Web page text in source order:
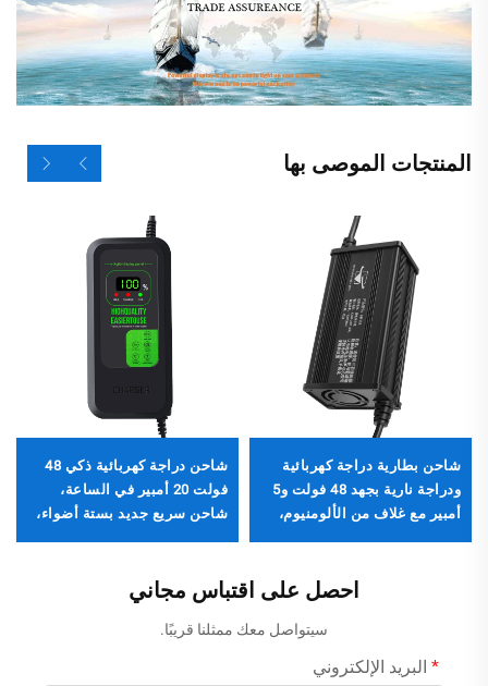
المنتجات الموصى بها
شاحن بطارية دراجة كهربائية
ودراجة نارية بجهد 48 فولت و5
أمبير مع غلاف من الألومنيوم،
شاحن دراجة كهربائية ذكي 48
فولت 20 أمبير في الساعة،
شاحن سريع جديد بستة أضواء،
ABS مع مقبس المملكة
احصل على اقتباس مجاني
سيتواصل معك ممثلنا قريبًا.
البريد الإلكتروني